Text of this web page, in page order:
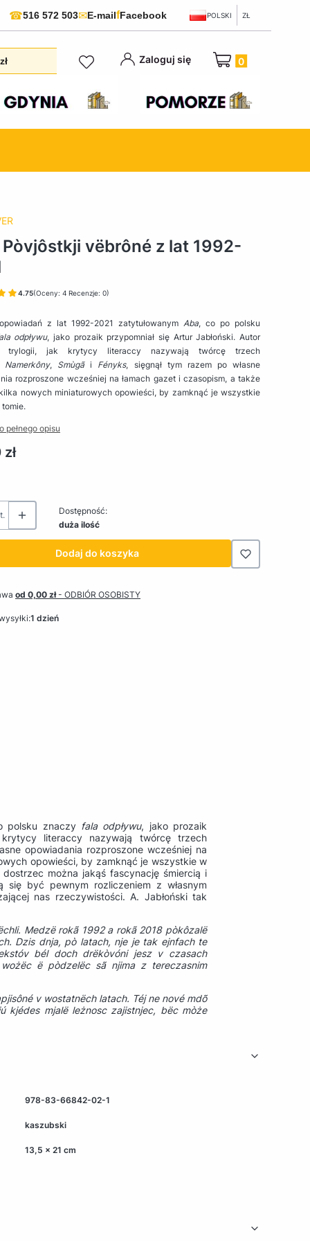
☎516 572 503✉E-mailfFacebook POLSKI ZŁ
Zaloguj się Produkty w
Pòvjôstkji vëbrôné z lat 1992-
4.75(Oceny: 4 Recenzje: 0)
z lat 1992-2021 zatytułowanym Aba, co po polsku
odpływu, jako prozaik przypomniał się Artur Jabłoński. Autor
trylogii, jak krytycy literaccy nazywają twórcę trzech
Namerkôny, Smùgãi Fényks, sięgnął tym razem po własne
rozproszone wcześniej na łamach gazet i czasopism, a także
nowych miniaturowych opowieści, by zamknąć je wszystkie
pełnego opisu
Dostępność:
duża ilość
Dodaj do koszyka
od 0,00 zł- ODBIÓR OSOBISTY
1 dzień
polsku znaczy fala odpływu, jako prozaik
literaccy nazywają twórcę trzech
opowiadania rozproszone wcześniej na
opowieści, by zamknąć je wszystkie w
można jakąś fascynację śmiercią i
się być pewnym rozliczeniem z własnym
nas rzeczywistości. A. Jabłoński tak
Medzë rokã 1992 a rokã 2018 pòkôzalë
Dzis dnja, pò latach, nje je tak ejnfach te
bél doch drëkòvóni jesz v czasach
ë pòdzelëc sã njima z tereczasnim
v wostatnëch latach. Téj ne nové mdõ
kjédes mjalë leżnosc zajistnjec, bëc mòże
978-83-66842-02-1
kaszubski
13,5 x 21 cm